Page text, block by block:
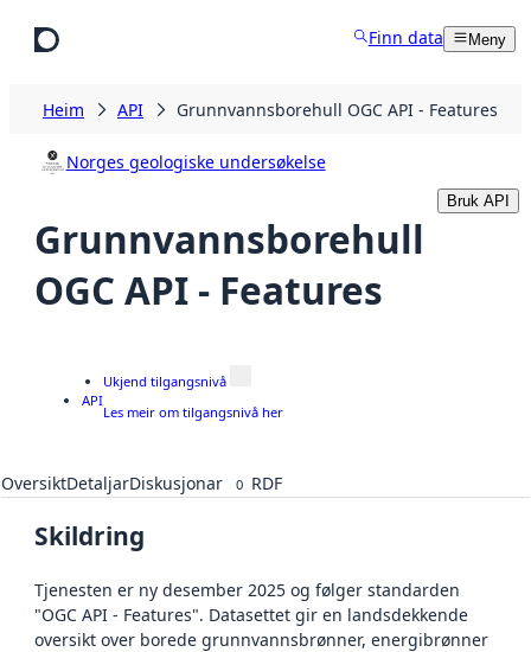
Finn data Meny
Heim API Grunnvannsborehull OGC API - Features
Norges geologiske undersøkelse
Grunnvannsborehull
OGC API - Features
Bruk API
API
Ukjend tilgangsnivå
Les meir om tilgangsnivå her
OversiktDetaljarDiskusjonar 0 RDF
Skildring
Tjenesten er ny desember 2025 og følger standarden
"OGC API - Features". Datasettet gir en landsdekkende
oversikt over borede grunnvannsbrønner, energibrønner